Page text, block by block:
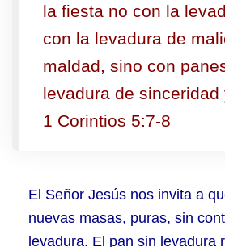
la fiesta no con la
con la levadura de
maldad, sino con
levadura de sinceridad
1 Corintios 5:7-8
El Señor Jesús nos invita a
nuevas masas, puras, sin
levadura. El pan sin levadura